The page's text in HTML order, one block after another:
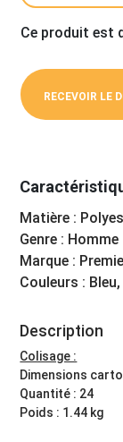
Ce produit est
RECEVOIR LE
Matière :
Genre : Homme
Marque :
Couleurs :
Description
Colisage :
Dimensions
Quantité : 24
Poids : 1.44 kg